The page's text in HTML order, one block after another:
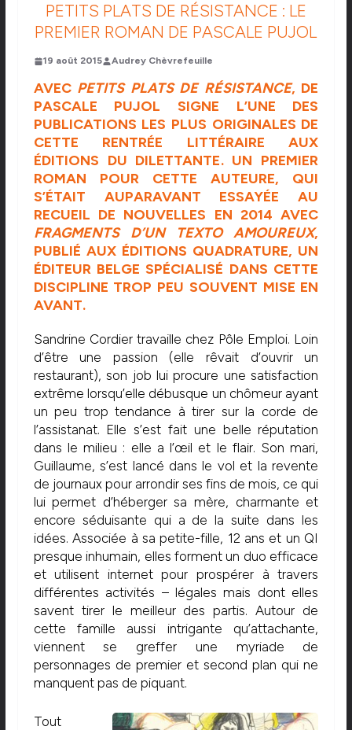
PETITS PLATS DE RÉSISTANCE : LE
PREMIER ROMAN DE PASCALE PUJOL
19 août 2015 Audrey Chèvrefeuille
AVEC PETITS PLATS DE RÉSISTANCE, DE
PASCALE PUJOL SIGNE L’UNE DES
PUBLICATIONS LES PLUS ORIGINALES DE
CETTE RENTRÉE LITTÉRAIRE AUX
ÉDITIONS DU DILETTANTE. UN PREMIER
ROMAN POUR CETTE AUTEURE, QUI
S’ÉTAIT AUPARAVANT ESSAYÉE AU
RECUEIL DE NOUVELLES EN 2014 AVEC
FRAGMENTS D’UN TEXTO AMOUREUX,
PUBLIÉ AUX ÉDITIONS QUADRATURE, UN
ÉDITEUR BELGE SPÉCIALISÉ DANS CETTE
DISCIPLINE TROP PEU SOUVENT MISE EN
AVANT.
Sandrine Cordier travaille chez Pôle Emploi. Loin
d’être une passion (elle rêvait d’ouvrir un
restaurant), son job lui procure une satisfaction
extrême lorsqu’elle débusque un chômeur ayant
un peu trop tendance à tirer sur la corde de
l’assistanat. Elle s’est fait une belle réputation
dans le milieu : elle a l’œil et le flair. Son mari,
Guillaume, s’est lancé dans le vol et la revente
de journaux pour arrondir ses fins de mois, ce qui
lui permet d’héberger sa mère, charmante et
encore séduisante qui a de la suite dans les
idées. Associée à sa petite-fille, 12 ans et un QI
presque inhumain, elles forment un duo efficace
et utilisent internet pour prospérer à travers
différentes activités – légales mais dont elles
savent tirer le meilleur des partis. Autour de
cette famille aussi intrigante qu’attachante,
viennent se greffer une myriade de
personnages de premier et second plan qui ne
manquent pas de piquant.
Tout